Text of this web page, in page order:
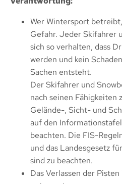
Wer Wintersport
Gefahr. Jeder Skifahrer
sich so verhalten, dass
werden und kein
Sachen entsteht.
Der Skifahrer und
nach seinen Fähigkeiten
Gelände-, Sicht- und
auf den
beachten. Die FIS-
und das Landesgesetz
sind zu beachten.
Das Verlassen der